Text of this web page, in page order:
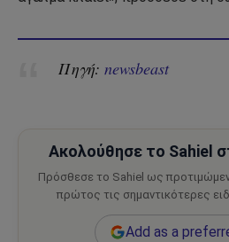
Πηγή:newsbeast
Ακολούθησε το Sahiel
Πρόσθεσε το Sahiel ως
πρώτος τις σημαντικότερες
Add as a